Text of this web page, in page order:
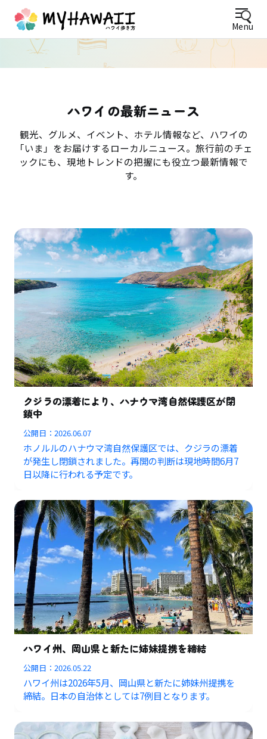
Menu
ハワイの最新ニュース
観光、グルメ、イベント、ホテル情報など、ハワイの
「いま」をお届けするローカルニュース。旅行前のチェ
ックにも、現地トレンドの把握にも役立つ最新情報で
す。
クジラの漂着により、ハナウマ湾自然保護区が閉
鎖中
公開日：2026.06.07
ホノルルのハナウマ湾自然保護区では、クジラの漂着
が発生し閉鎖されました。再開の判断は現地時間6月7
日以降に行われる予定です。
ハワイ州、岡山県と新たに姉妹提携を締結
公開日：2026.05.22
ハワイ州は2026年5月、岡山県と新たに姉妹州提携を
締結。日本の自治体としては7例目となります。